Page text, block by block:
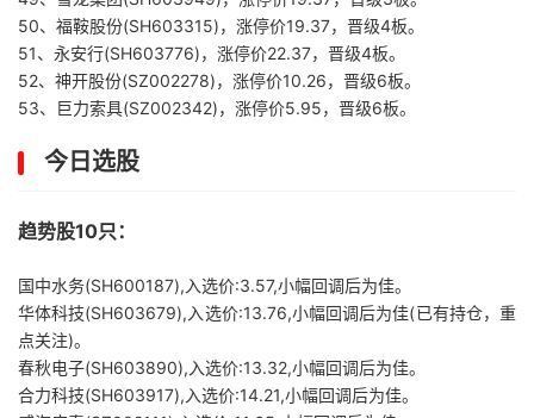
50、福鞍股份(SH603315)，涨停价19.37，晋级4板。
51、永安行(SH603776)，涨停价22.37，晋级4板。
52、神开股份(SZ002278)，涨停价10.26，晋级6板。
53、巨力索具(SZ002342)，涨停价5.95，晋级6板。
今日选股
趋势股10只：
国中水务(SH600187),入选价:3.57,小幅回调后为佳。
华体科技(SH603679),入选价:13.76,小幅回调后为佳(已有持仓，重
点关注)。
春秋电子(SH603890),入选价:13.32,小幅回调后为佳。
合力科技(SH603917),入选价:14.21,小幅回调后为佳。